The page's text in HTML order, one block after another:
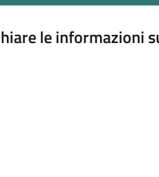
le informazioni